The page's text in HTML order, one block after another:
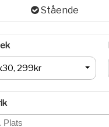
Stående
299kr